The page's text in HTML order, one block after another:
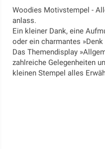
Woodies Motivstempel -
anlass.
Ein kleiner Dank, eine
oder ein charmantes »Denk
Das Themendisplay
zahlreiche Gelegenheiten
kleinen Stempel alles